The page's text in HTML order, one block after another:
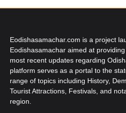
Eodishasamachar.com is a project
Eodishasamachar aimed at
most recent updates regarding
platform serves as a portal to the
range of topics including History,
Tourist Attractions, Festivals, and
region.